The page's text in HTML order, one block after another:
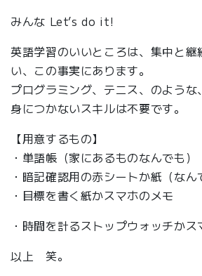
みんな Let’s do it!
英語学習のいいところは、集中と
い、この事実にあります。
プログラミング、テニス、のような
身につかないスキルは不要です。
【用意するもの】
・単語帳（家にあるものなんでも）
・暗記確認用の赤シートか紙（なん
・目標を書く紙かスマホのメモ
・時間を計るストップウォッチかス
以上 笑。